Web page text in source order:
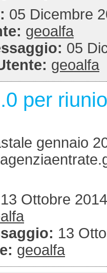
05 Dicembre
geoalfa
05
geoalfa
per
gennaio
13 Ottobre
13
geoalfa